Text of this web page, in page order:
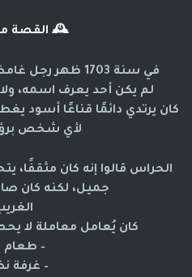
🕰️ القصة
في سنة 1703 ظهر رجل غامض في أحد سجون فرنسا.
لم يكن أحد يعرف اسمه،
كان يرتدي دائمًا قناعًا أسود
لأي شخص
الحراس قالوا إنه كان مثقفًا،
جميل، لكنه كان
كان يُعامل معاملة لا
– طعام
– غرفة